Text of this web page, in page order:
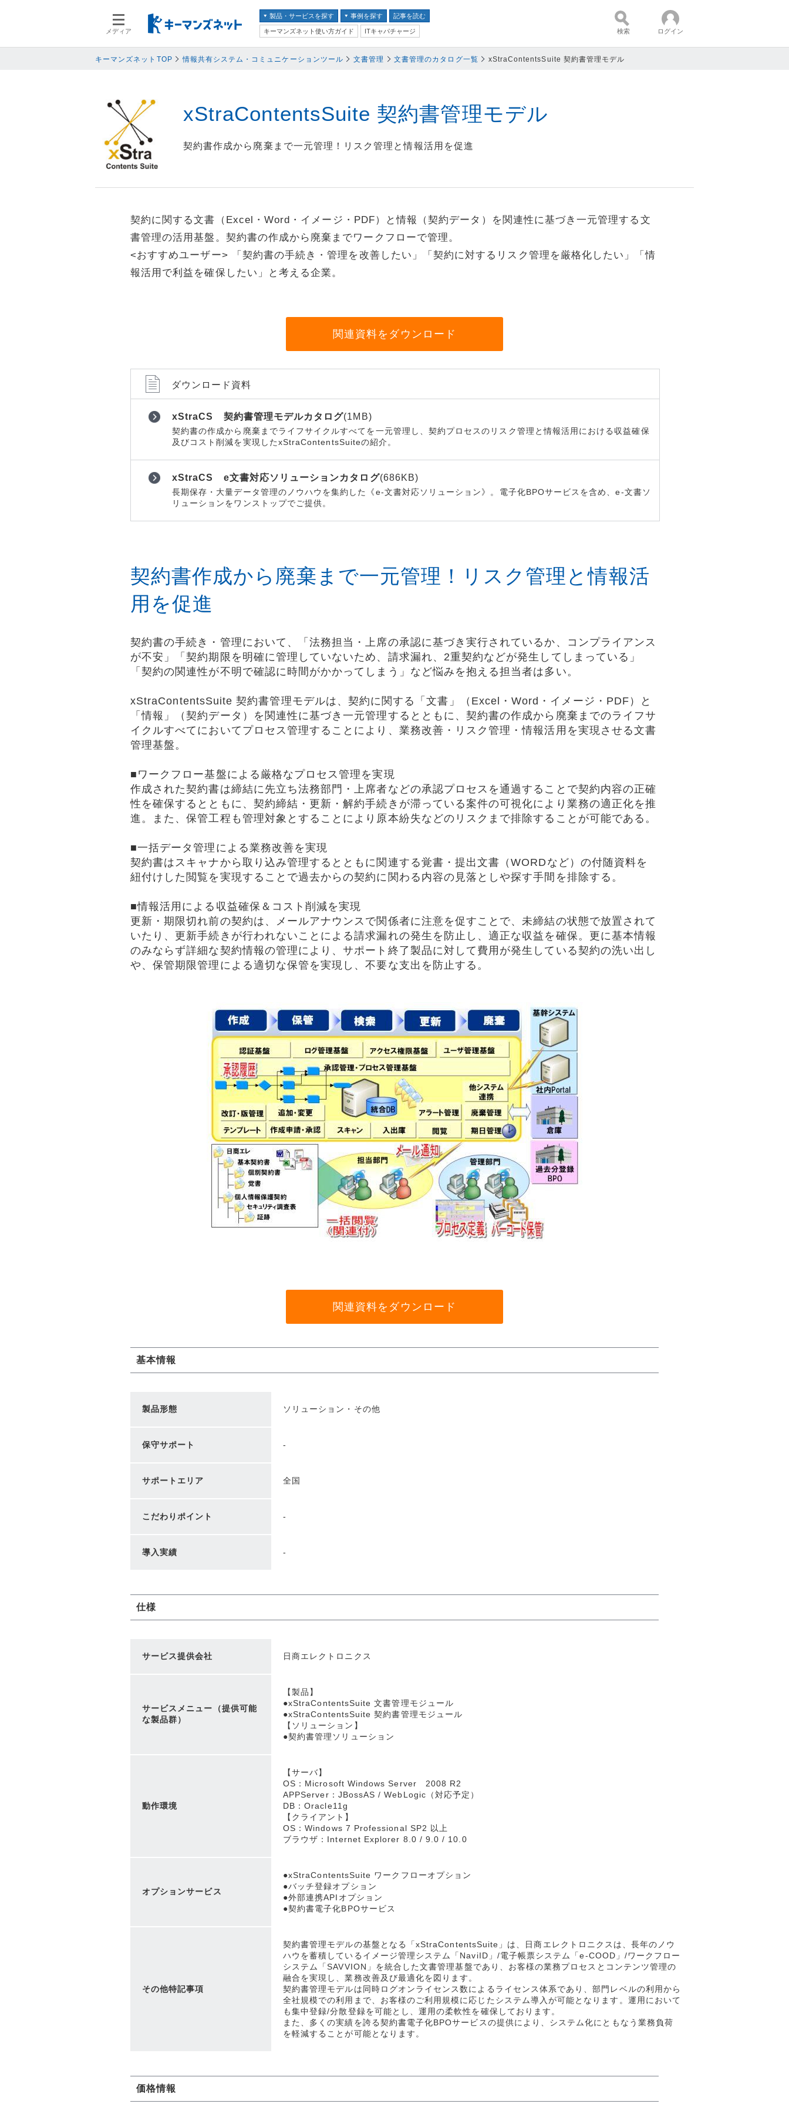
メディア
製品・サービスを探す
スマートデバイス
ネットワークセキュリティ
PC
オフィス機器
情報共有システム・コミュニケーシ
ストレージ
通信サービス
仮想化
メール
事例を探す
スマートデバイス
ネットワークセキュリティ
PC
オフィス機器
情報共有システム・コミュニケーシ
ストレージ
通信サービス
開発
仮想化
メール
Web構築
記事を読む
キーマンズネット使い方ガイド
ITキャパチャージ 検索 ログイン
キーマンズネットTOP 情報共有システム・コミュニケーションツール 文書管理 文書管理のカタログ一覧 xStraContentsSuite 契約書管理モデル
xStraContentsSuite 契約書管理モデル
契約書作成から廃棄まで一元管理！リスク管理と情報活用を促進
契約に関する文書（Excel・Word・イメージ・PDF）と情報（契約データ）を関連性に基づき一元管理する文
書管理の活用基盤。契約書の作成から廃棄までワークフローで管理。
<おすすめユーザー> 「契約書の手続き・管理を改善したい」「契約に対するリスク管理を厳格化したい」「情
報活用で利益を確保したい」と考える企業。
関連資料をダウンロード
ダウンロード資料
xStraCS 契約書管理モデルカタログ(1MB)
契約書の作成から廃棄までライフサイクルすべてを一元管理し、契約プロセスのリスク管理と情報活用における収益確保
及びコスト削減を実現したxStraContentsSuiteの紹介。
xStraCS e文書対応ソリューションカタログ(686KB)
長期保存・大量データ管理のノウハウを集約した《e-文書対応ソリューション》。電子化BPOサービスを含め、e-文書ソ
リューションをワンストップでご提供。
契約書作成から廃棄まで一元管理！リスク管理と情報活
用を促進
契約書の手続き・管理において、「法務担当・上席の承認に基づき実行されているか、コンプライアンス
が不安」「契約期限を明確に管理していないため、請求漏れ、2重契約などが発生してしまっている」
「契約の関連性が不明で確認に時間がかかってしまう」など悩みを抱える担当者は多い。
xStraContentsSuite 契約書管理モデルは、契約に関する「文書」（Excel・Word・イメージ・PDF）と
「情報」（契約データ）を関連性に基づき一元管理するとともに、契約書の作成から廃棄までのライフサ
イクルすべてにおいてプロセス管理することにより、業務改善・リスク管理・情報活用を実現させる文書
管理基盤。
■ワークフロー基盤による厳格なプロセス管理を実現
作成された契約書は締結に先立ち法務部門・上席者などの承認プロセスを通過することで契約内容の正確
性を確保するとともに、契約締結・更新・解約手続きが滞っている案件の可視化により業務の適正化を推
進。また、保管工程も管理対象とすることにより原本紛失などのリスクまで排除することが可能である。
■一括データ管理による業務改善を実現
契約書はスキャナから取り込み管理するとともに関連する覚書・提出文書（WORDなど）の付随資料を
紐付けした閲覧を実現することで過去からの契約に関わる内容の見落としや探す手間を排除する。
■情報活用による収益確保＆コスト削減を実現
更新・期限切れ前の契約は、メールアナウンスで関係者に注意を促すことで、未締結の状態で放置されて
いたり、更新手続きが行われないことによる請求漏れの発生を防止し、適正な収益を確保。更に基本情報
のみならず詳細な契約情報の管理により、サポート終了製品に対して費用が発生している契約の洗い出し
や、保管期限管理による適切な保管を実現し、不要な支出を防止する。
関連資料をダウンロード
基本情報
製品形態 ソリューション・その他
保守サポート -
サポートエリア 全国
こだわりポイント -
導入実績 -
仕様
サービス提供会社 日商エレクトロニクス
サービスメニュー（提供可能
な製品群）
【製品】
●xStraContentsSuite 文書管理モジュール
●xStraContentsSuite 契約書管理モジュール
【ソリューション】
●契約書管理ソリューション
動作環境
【サーバ】
OS：Microsoft Windows Server 2008 R2
APPServer：JBossAS / WebLogic（対応予定）
DB：Oracle11g
【クライアント】
OS：Windows 7 Professional SP2 以上
ブラウザ：Internet Explorer 8.0 / 9.0 / 10.0
オプションサービス
●xStraContentsSuite ワークフローオプション
●バッチ登録オプション
●外部連携APIオプション
●契約書電子化BPOサービス
その他特記事項
契約書管理モデルの基盤となる「xStraContentsSuite」は、日商エレクトロニクスは、長年のノウ
ハウを蓄積しているイメージ管理システム「NaviID」/電子帳票システム「e-COOD」/ワークフロー
システム「SAVVION」を統合した文書管理基盤であり、お客様の業務プロセスとコンテンツ管理の
融合を実現し、業務改善及び最適化を図ります。
契約書管理モデルは同時ログオンライセンス数によるライセンス体系であり、部門レベルの利用から
全社規模での利用まで、お客様のご利用規模に応じたシステム導入が可能となります。運用において
も集中登録/分散登録を可能とし、運用の柔軟性を確保しております。
また、多くの実績を誇る契約書電子化BPOサービスの提供により、システム化にともなう業務負荷
を軽減することが可能となります。
価格情報